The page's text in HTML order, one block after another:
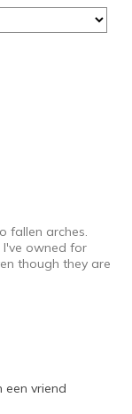
fallen arches.
I've owned for
though they are
een vriend